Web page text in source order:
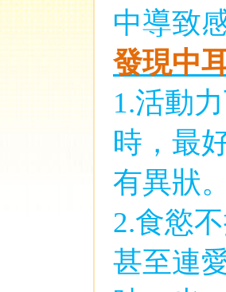
中導致
發現中
1.活動
時，最
有異狀
2.食慾
甚至連